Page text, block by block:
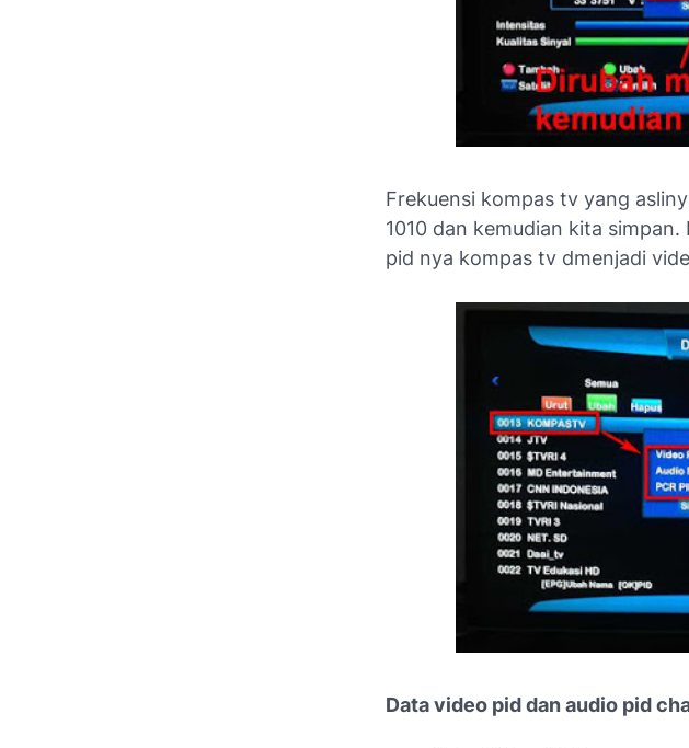
Frekuensi kompas tv yang
1010 dan kemudian kita
pid nya kompas tv dmenjadi
Data video pid dan audio pid